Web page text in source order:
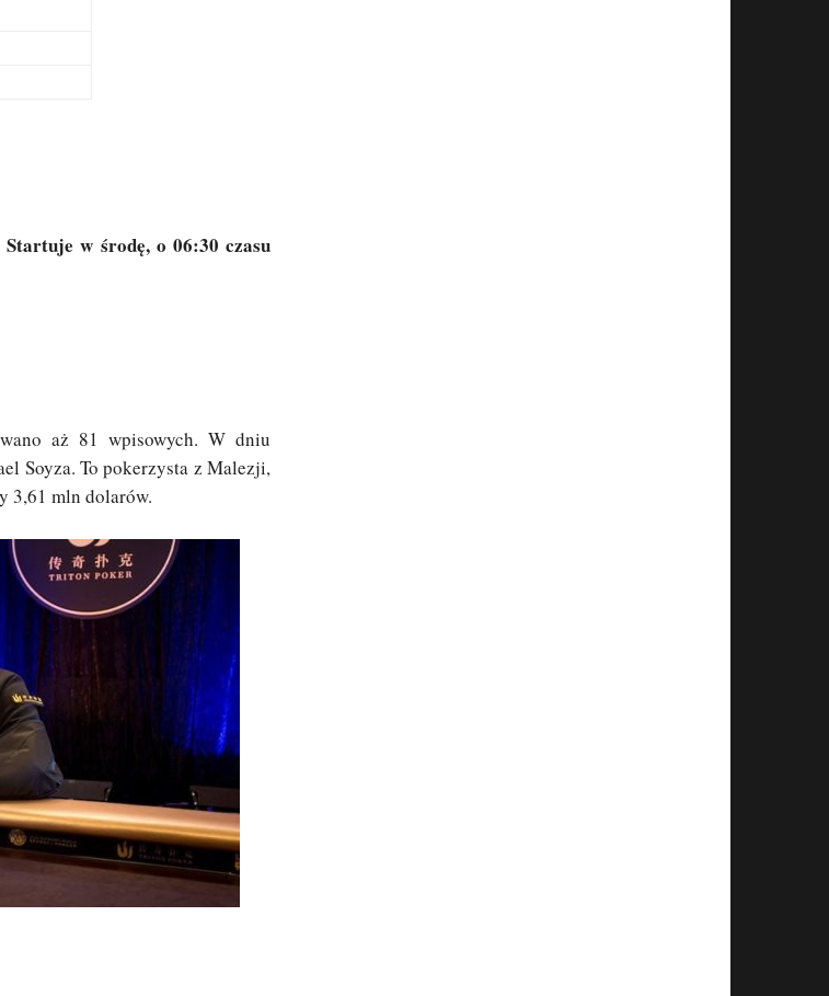
w środę, o 06:30 czasu
aż 81 wpisowych. W dniu
Soyza. To pokerzysta z Malezji,
3,61 mln dolarów.